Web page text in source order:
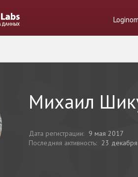
Михаил
Дата регистрации: 9 мая 2017
Последняя активность: 23